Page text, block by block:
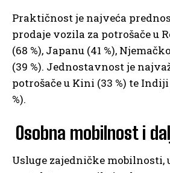
Praktičnost je najveća
prodaje vozila za potrošače u
(68 %), Japanu (41 %),
(39 %). Jednostavnost je
potrošače u Kini (33 %) te Indiji
%).
Osobna mobilnost i
Usluge zajedničke mobilnosti,